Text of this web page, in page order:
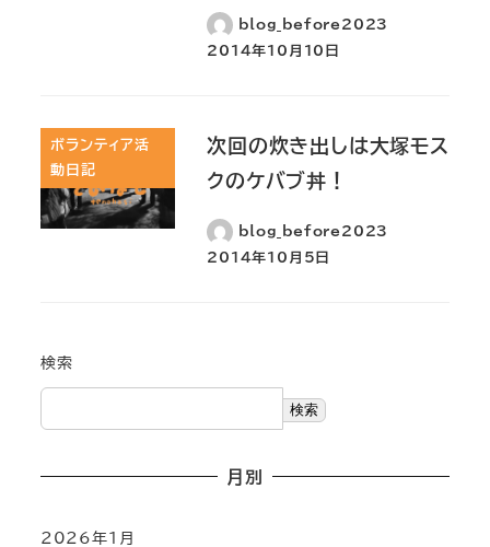
blog_before2023
2014年10月10日
ボランティア活
動日記
次回の炊き出しは大塚モス
クのケバブ丼！
blog_before2023
2014年10月5日
検索
検索
月別
2026年1月